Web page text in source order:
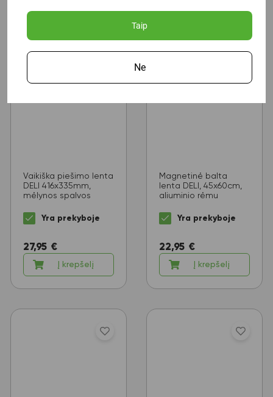
Vaikiška piešimo lenta
DELI 416x335mm,
mėlynos spalvos
Yra prekyboje
27,95 €
Į krepšelį
Magnetinė balta
lenta DELI, 45x60cm,
aliuminio rėmu
Yra prekyboje
22,95 €
Į krepšelį
Taip
Ne